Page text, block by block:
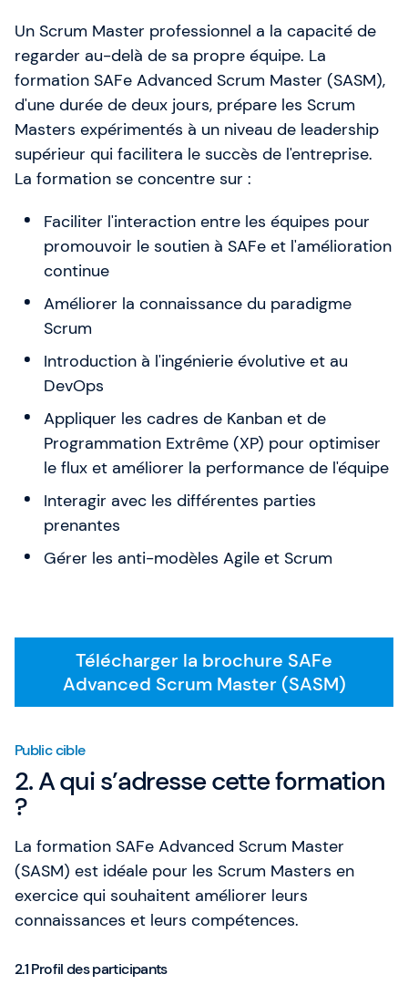
Un Scrum Master professionnel a la capacité de
regarder au-delà de sa propre équipe. La
formation SAFe Advanced Scrum Master (SASM),
d'une durée de deux jours, prépare les Scrum
Masters expérimentés à un niveau de leadership
supérieur qui facilitera le succès de l'entreprise.
La formation se concentre sur :
Faciliter l'interaction entre les équipes pour
promouvoir le soutien à SAFe et l'amélioration
continue
Améliorer la connaissance du paradigme
Scrum
Introduction à l'ingénierie évolutive et au
DevOps
Appliquer les cadres de Kanban et de
Programmation Extrême (XP) pour optimiser
le flux et améliorer la performance de l'équipe
Interagir avec les différentes parties
prenantes
Gérer les anti-modèles Agile et Scrum
Télécharger la brochure SAFe
Advanced Scrum Master (SASM)
Public cible
2. A qui s’adresse cette formation
?
La formation SAFe Advanced Scrum Master
(SASM) est idéale pour les Scrum Masters en
exercice qui souhaitent améliorer leurs
connaissances et leurs compétences.
2.1 Profil des participants